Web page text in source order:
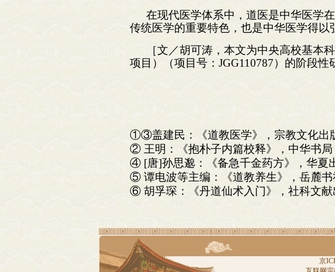
在现代医学体系中，道医是中华医学
传统医学的重要特色，也是中华医学得以
［文／胡可涛，本文为中央高校基本
项目）（项目号：JGG110787）的阶段性
①③盖建民：《道教医学》，宗教文化出
② 王明：《抱朴子内篇校释》，中华书局
④ [唐]孙思邈：《备急千金药方》，华夏
⑤ 谭电波等主编：《道教养生》，岳麓书
⑥ 胡孚琛：《丹道仙术入门》，社科文献